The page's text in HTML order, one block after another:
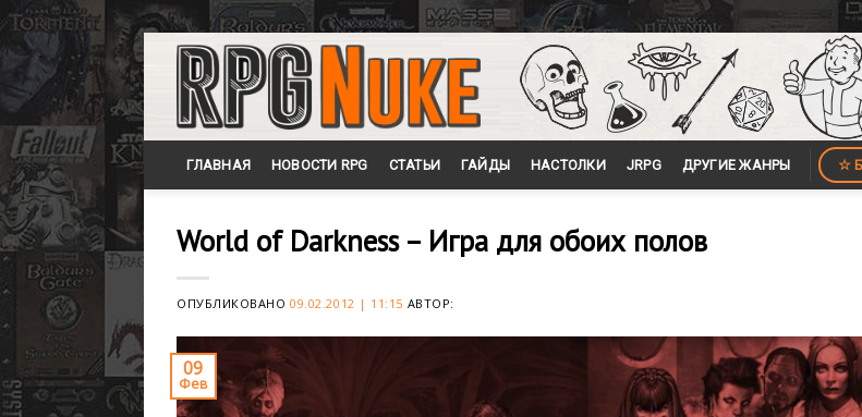
Skip
content
ГЛАВНАЯ НОВОСТИ RPG СТАТЬИ ГАЙДЫ НАСТОЛКИ JRPG ДРУГИЕ ЖАНРЫ ☆
World of Darkness – Игра для обоих полов
ОПУБЛИКОВАНО09.02.2012 | 11:15 АВТОР:
09
Фев